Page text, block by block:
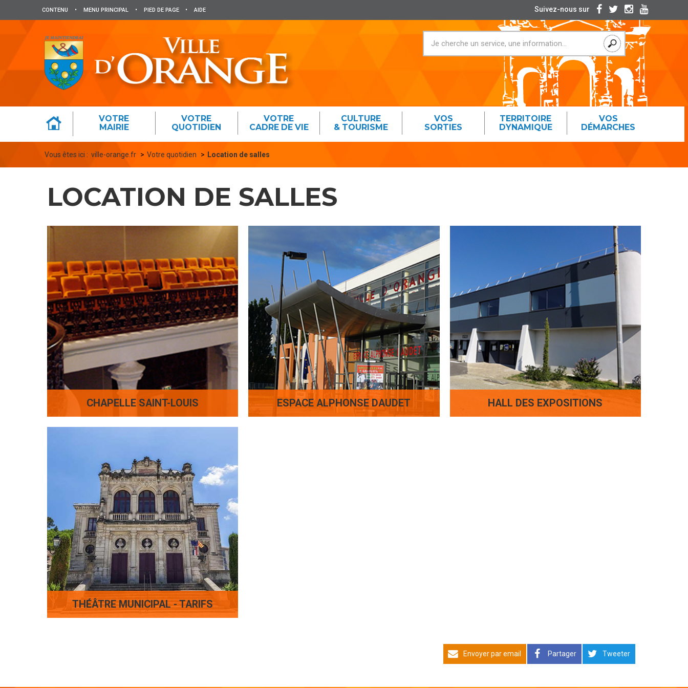
CONTENU • MENU PRINCIPAL • PIED DE PAGE • AIDE
VOTRE
MAIRIE
VOTRE
QUOTIDIEN
VOTRE
CADRE DE VIE
CULTURE
& TOURISME
VOS
SORTIES
TERRITOIRE
DYNAMIQUE
VOS
DÉMARCHES
Suivez-nous sur
Vous êtes ici : ville-orange.fr Votre quotidien Location de salles
LOCATION DE SALLES
CHAPELLE SAINT-LOUIS ESPACE ALPHONSE DAUDET HALL DES EXPOSITIONS
THÉÂTRE MUNICIPAL - TARIFS
Envoyer par email Partager Tweeter